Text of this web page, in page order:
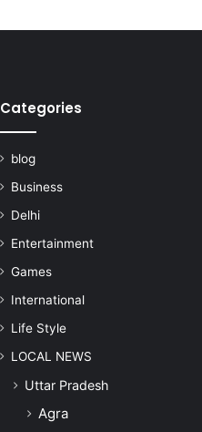
Categories
blog
Business
Delhi
Entertainment
Games
International
Life Style
LOCAL NEWS
Uttar Pradesh
Agra